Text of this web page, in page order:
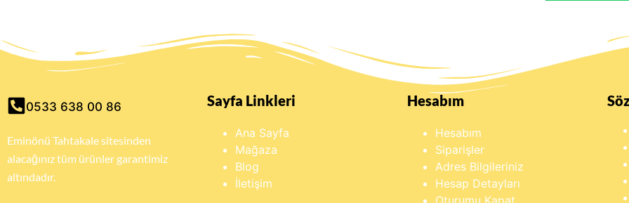
0533 638 00 86
Eminönü Tahtakale sitesinden
alacağınız tüm ürünler garantimiz
altındadır.
Sayfa Linkleri
Ana Sayfa
Mağaza
Blog
İletişim
Hesabım
Hesabım
Siparişler
Adres Bilgileriniz
Hesap Detayları
Oturumu Kapat